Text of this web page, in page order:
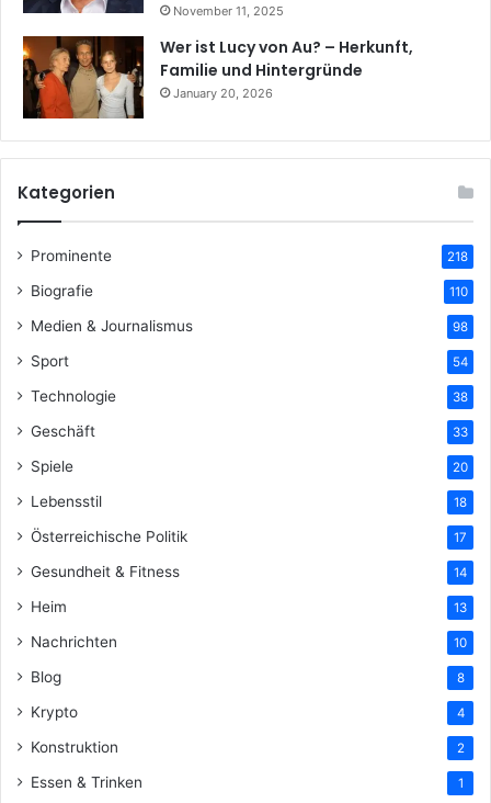
November 11, 2025
Wer ist Lucy von Au? – Herkunft,
Familie und Hintergründe
January 20, 2026
Kategorien
Prominente 218
Biografie 110
Medien & Journalismus 98
Sport 54
Technologie 38
Geschäft 33
Spiele 20
Lebensstil 18
Österreichische Politik 17
Gesundheit & Fitness 14
Heim 13
Nachrichten 10
Blog 8
Krypto 4
Konstruktion 2
Essen & Trinken 1